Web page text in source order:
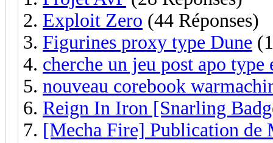
Exploit Zero (44 Réponses)
Figurines proxy type Dune
cherche un jeu post apo type
nouveau corebook
Reign In Iron [Snarling
[Mecha Fire] Publication de